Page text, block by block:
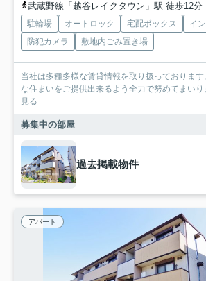
武蔵野線「越谷レイクタウン」駅 徒歩12分
駐輪場 オートロック 宅配ボックス
イ
防犯カメラ
敷地内ごみ置き場
当社は多種多様な賃貸情報を取り扱っておりま
な住まいをご提供出来るよう全力で努めてまい
見る
募集中の部屋
過去掲載物件
アパート